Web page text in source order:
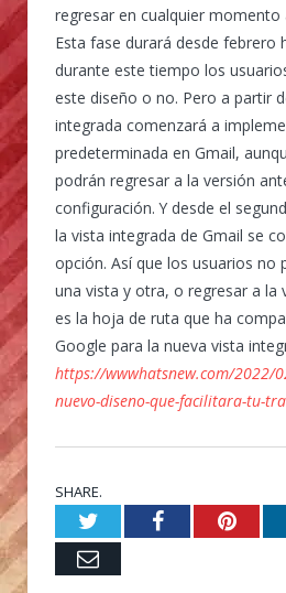
regresar en cualquier momento
Esta fase durará desde febrero
durante este tiempo los
este diseño o no. Pero a partir
integrada comenzará a
predeterminada en Gmail,
podrán regresar a la versión
configuración. Y desde el
la vista integrada de Gmail se
opción. Así que los usuarios no
una vista y otra, o regresar a la
es la hoja de ruta que ha
Google para la nueva vista
https://wwwhatsnew.com/2022/
nuevo-diseno-que-facilitara-tu-
SHARE.
TwitterFacebook
Email